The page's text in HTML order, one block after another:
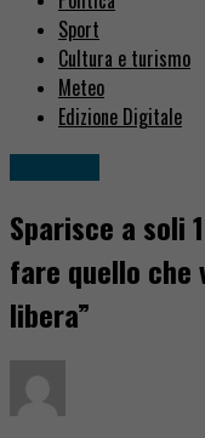
Sport
Cultura e turismo
Meteo
Edizione Digitale
Sparisce a soli
fare quello che
libera”